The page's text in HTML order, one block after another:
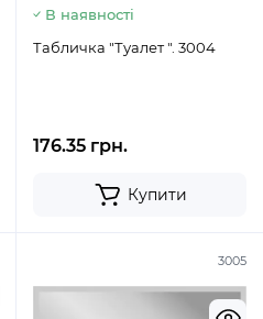
В наявності
Табличка "Туалет ". 3004
176.35 грн.
Купити
3005